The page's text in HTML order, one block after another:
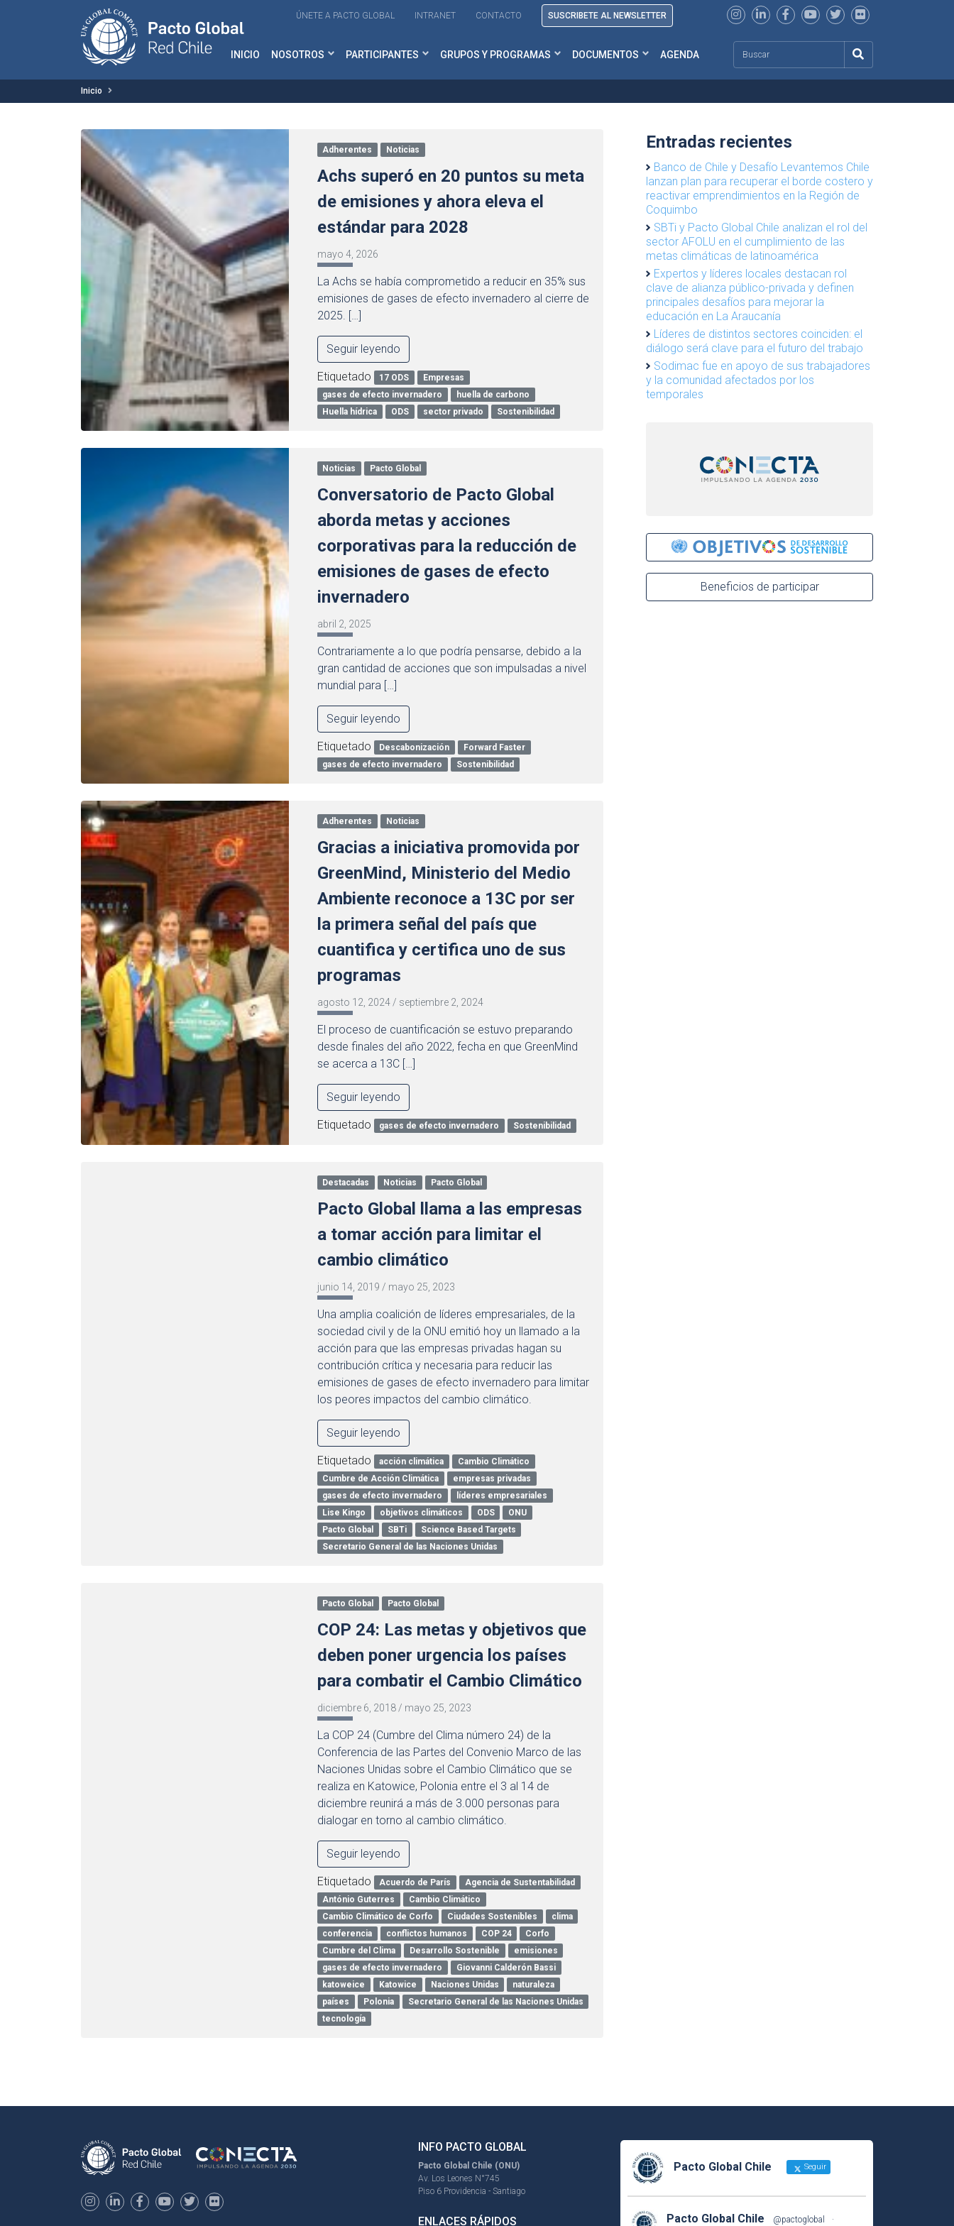
ÚNETE A PACTO GLOBAL INTRANET CONTACTO SUSCRIBETE AL NEWSLETTER
INICIO NOSOTROS PARTICIPANTES GRUPOS Y PROGRAMAS DOCUMENTOS AGENDA
Inicio
Adherentes Noticias
Achs superó en 20 puntos su meta
de emisiones y ahora eleva el
estándar para 2028
mayo 4, 2026
La Achs se había comprometido a reducir en 35% sus
emisiones de gases de efecto invernadero al cierre de
2025. […]
Seguir leyendo
Etiquetado 17 ODS
Empresas
gases de efecto invernadero
huella de carbono
Huella hídrica
ODS sector privado Sostenibilidad
Noticias Pacto Global
Conversatorio de Pacto Global
aborda metas y acciones
corporativas para la reducción de
emisiones de gases de efecto
invernadero
abril 2, 2025
Contrariamente a lo que podría pensarse, debido a la
gran cantidad de acciones que son impulsadas a nivel
mundial para […]
Seguir leyendo
Etiquetado Descabonización
Forward Faster
gases de efecto invernadero
Sostenibilidad
Adherentes Noticias
Gracias a iniciativa promovida por
GreenMind, Ministerio del Medio
Ambiente reconoce a 13C por ser
la primera señal del país que
cuantifica y certifica uno de sus
programas
agosto 12, 2024 / septiembre 2, 2024
El proceso de cuantificación se estuvo preparando
desde finales del año 2022, fecha en que GreenMind
se acerca a 13C […]
Seguir leyendo
Etiquetado gases de efecto invernadero Sostenibilidad
Destacadas Noticias Pacto Global
Pacto Global llama a las empresas
a tomar acción para limitar el
cambio climático
junio 14, 2019 / mayo 25, 2023
Una amplia coalición de líderes empresariales, de la
sociedad civil y de la ONU emitió hoy un llamado a la
acción para que las empresas privadas hagan su
contribución crítica y necesaria para reducir las
emisiones de gases de efecto invernadero para limitar
los peores impactos del cambio climático.
Seguir leyendo
Etiquetado acción climática
Cambio Climático
Cumbre de Acción Climática
empresas privadas
gases de efecto invernadero
líderes empresariales
Lise Kingo
objetivos climáticos ODS
ONU
Pacto Global
SBTi
Science Based Targets
Secretario General de las Naciones Unidas
Pacto Global Pacto Global
COP 24: Las metas y objetivos que
deben poner urgencia los países
para combatir el Cambio Climático
diciembre 6, 2018 / mayo 25, 2023
La COP 24 (Cumbre del Clima número 24) de la
Conferencia de las Partes del Convenio Marco de las
Naciones Unidas sobre el Cambio Climático que se
realiza en Katowice, Polonia entre el 3 al 14 de
diciembre reunirá a más de 3.000 personas para
dialogar en torno al cambio climático.
Seguir leyendo
Etiquetado Acuerdo de París
Agencia de Sustentabilidad
António Guterres
Cambio Climático
Cambio Climático de Corfo
Ciudades Sostenibles
clima
conferencia
conflictos humanos COP 24
Corfo
Cumbre del Clima
Desarrollo Sostenible
emisiones
gases de efecto invernadero
Giovanni Calderón Bassi
katoweice
Katowice Naciones Unidas
naturaleza
países
Polonia
Secretario General de las Naciones Unidas
tecnología
Entradas recientes
Banco de Chile y Desafío Levantemos Chile
lanzan plan para recuperar el borde costero y
reactivar emprendimientos en la Región de
Coquimbo
SBTi y Pacto Global Chile analizan el rol del
sector AFOLU en el cumplimiento de las
metas climáticas de latinoamérica
Expertos y líderes locales destacan rol
clave de alianza público-privada y definen
principales desafíos para mejorar la
educación en La Araucanía
Líderes de distintos sectores coinciden: el
diálogo será clave para el futuro del trabajo
Sodimac fue en apoyo de sus trabajadores
y la comunidad afectados por los
temporales
Beneficios de participar
INFO PACTO GLOBAL
Pacto Global Chile (ONU)
Av. Los Leones N°745
Piso 6 Providencia - Santiago
ENLACES RÁPIDOS
Pacto Global Chile Seguir
Pacto Global Chile @pactoglobal ·